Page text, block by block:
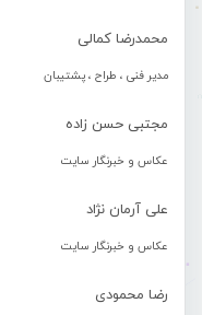
محمدرضا کمالی
مدیر فنی ، طراح ، پشتیبان
مجتبی حسن زاده
عکاس و خبرنگار سایت
علی آرمان نژاد
عکاس و خبرنگار سایت
رضا محمودی